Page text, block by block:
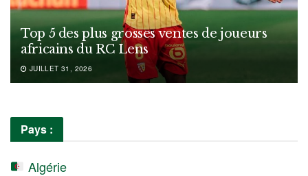
Top 5 des plus grosses ventes de joueurs
africains du RC Lens
JUILLET 31, 2026
Pays :
Algérie